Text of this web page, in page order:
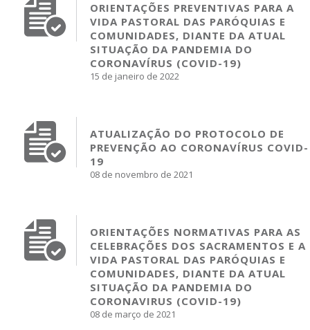
ORIENTAÇÕES PREVENTIVAS PARA A
VIDA PASTORAL DAS PARÓQUIAS E
COMUNIDADES, DIANTE DA ATUAL
SITUAÇÃO DA PANDEMIA DO
CORONAVÍRUS (COVID-19)
15 de janeiro de 2022
ATUALIZAÇÃO DO PROTOCOLO DE
PREVENÇÃO AO CORONAVÍRUS COVID-
19
08 de novembro de 2021
ORIENTAÇÕES NORMATIVAS PARA AS
CELEBRAÇÕES DOS SACRAMENTOS E A
VIDA PASTORAL DAS PARÓQUIAS E
COMUNIDADES, DIANTE DA ATUAL
SITUAÇÃO DA PANDEMIA DO
CORONAVIRUS (COVID-19)
08 de março de 2021